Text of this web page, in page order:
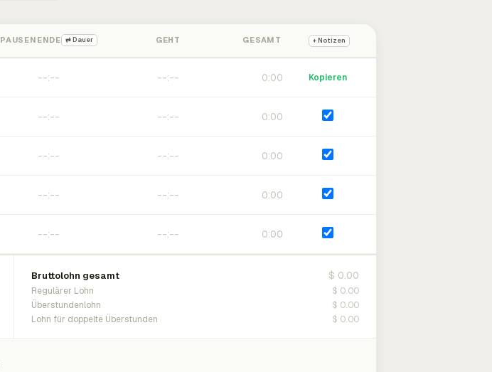
PAUSENENDE ⇄ Dauer GEHT GESAMT + Notizen
0:00 Kopieren
0:00
0:00
0:00
0:00
Bruttolohn gesamt $ 0.00
Regulärer Lohn $ 0.00
Überstundenlohn $ 0.00
Lohn für doppelte Überstunden $ 0.00